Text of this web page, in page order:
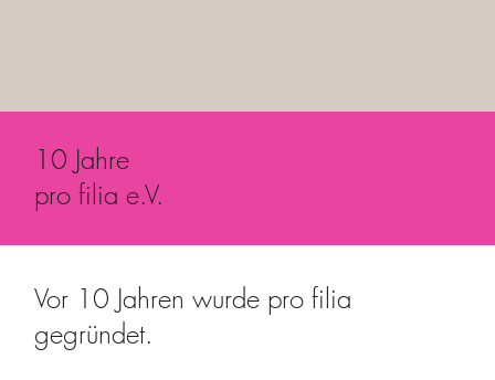
10 Jahre
pro filia e.V.
Vor 10 Jahren wurde pro filia
gegründet.